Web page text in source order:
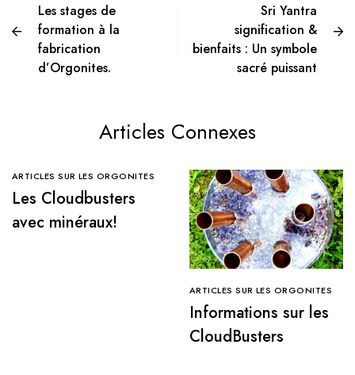
Les stages de
formation à la
fabrication
d’Orgonites.
Sri Yantra
signification &
bienfaits : Un symbole
sacré puissant
Articles Connexes
ARTICLES SUR LES ORGONITES
Les Cloudbusters
avec minéraux!
ARTICLES SUR LES ORGONITES
Informations sur les
CloudBusters